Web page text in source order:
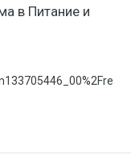
в Питание и